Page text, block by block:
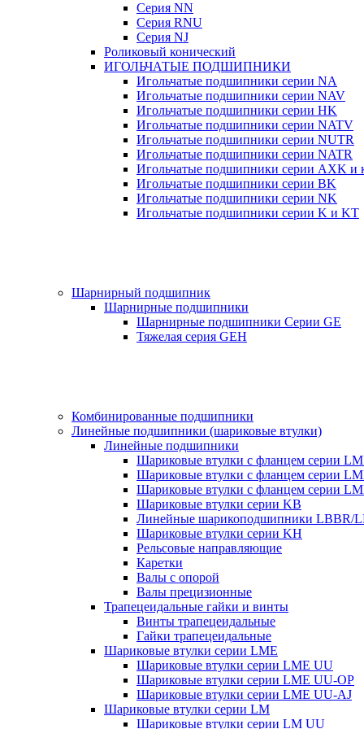
Серия NN
Серия RNU
Серия NJ
Роликовый конический
ИГОЛЬЧАТЫЕ ПОДШИПНИКИ
Игольчатые подшипники серии NA
Игольчатые подшипники серии NAV
Игольчатые подшипники серии HK
Игольчатые подшипники серии NATV
Игольчатые подшипники серии NUTR
Игольчатые подшипники серии NATR
Игольчатые подшипники серии AXK и
Игольчатые подшипники серии BK
Игольчатые подшипники серии NK
Игольчатые подшипники серии K и KT
Шарнирный подшипник
Шарнирные подшипники
Шарнирные подшипники Серии GE
Тяжелая серия GEH
Комбинированные подшипники
Линейные подшипники (шариковые втулки)
Линейные подшипники
Шариковые втулки с фланцем серии
Шариковые втулки с фланцем серии
Шариковые втулки с фланцем серии
Шариковые втулки серии KB
Линейные шарикоподшипники LBBR/
Шариковые втулки серии KH
Рельсовые направляющие
Каретки
Валы с опорой
Валы прецизионные
Трапецеидальные гайки и винты
Винты трапецеидальные
Гайки трапецеидальные
Шариковые втулки серии LME
Шариковые втулки серии LME UU
Шариковые втулки серии LME UU-OP
Шариковые втулки серии LME UU-AJ
Шариковые втулки серии LM
Шариковые втулки серии LM UU